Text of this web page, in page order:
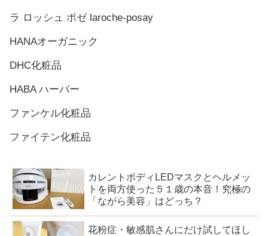
ラ ロッシュ ポゼ laroche-posay
HANAオーガニック
DHC化粧品
HABA ハーバー
ファンケル化粧品
ファイテン化粧品
カレントボディLEDマスクとヘルメッ
トを両方使った５１歳の本音！究極の
「ながら美容」はどっち？
花粉症・敏感肌さんにだけ試してほし